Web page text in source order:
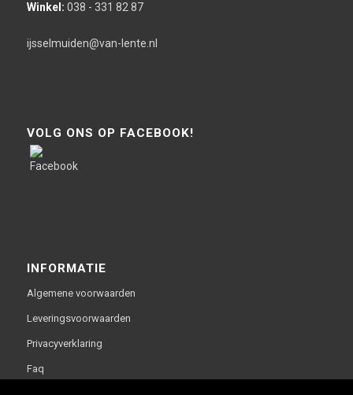
Winkel: 038 - 331 82 87
ijsselmuiden@van-lente.nl
VOLG ONS OP FACEBOOK!
INFORMATIE
Algemene voorwaarden
Leveringsvoorwaarden
Privacyverklaring
Faq